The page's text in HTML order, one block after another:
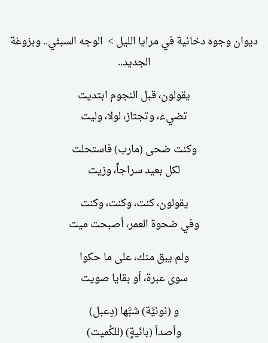
ديوان وجوه دخانية في مرايا الليل > الوجه السبئي.. وبزوغة
الجديد..
يقولون، قبل النجوم ابتديت
تضيء، وتجتاز، لولا، وليت
وكنت ضحى (مارب) فاستحلت
لكل بعيد سراجاً، وزيت
يقولون، كنت، وكنت، وكنت
وفي ضحوة العمر، أصبحت ميت
ولم يبق منك، على ما حكوا
سوى عبرة، أو بقايا صويت
و (نونيَّة) شبَّها (دِعبل)
وأصدأ (بائيةٍ) (للكُميت)